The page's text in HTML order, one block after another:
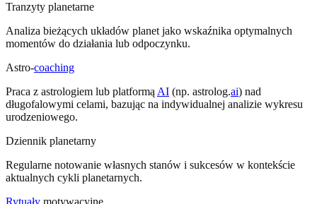
Tranzyty planetarne
Analiza bieżących układów planet jako wskaźnika optymalnych
momentów do działania lub odpoczynku.
Astro-coaching
Praca z astrologiem lub platformąAI (np. astrolog.ai) nad
długofalowymi celami, bazując na indywidualnej analizie wykresu
urodzeniowego.
Dziennik planetarny
Regularne notowanie własnych stanów i sukcesów w kontekście
aktualnych cykli planetarnych.